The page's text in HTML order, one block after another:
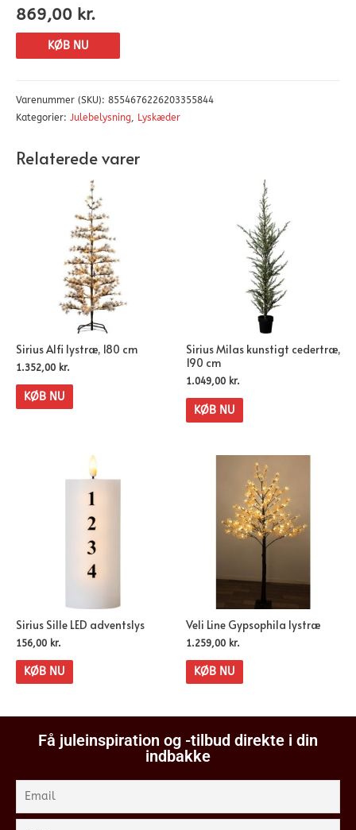
869,00 kr.
KØB NU
Varenummer (SKU): 8554676226203355844
Kategorier: Julebelysning Lyskæder
Relaterede varer
Sirius Alfi lystræ, 180 cm
1.352,00 kr.
KØB NU
Sirius Milas kunstigt cedertræ,
190 cm
1.049,00 kr.
KØB NU
Sirius Sille LED adventslys
156,00 kr.
KØB NU
Veli Line Gypsophila lystræ
1.259,00 kr.
KØB NU
Få juleinspiration og -tilbud direkte i din
indbakke